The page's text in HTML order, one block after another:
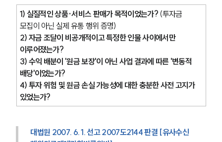
1) 실질적인 상품·서비스 판매가 목적이었는가? (투자금
모집이 아닌 실제 유통 행위 증명)
2) 자금 조달이 비공개적이고 특정한 인물 사이에서만
이루어졌는가?
3) 수익 배분이 '원금 보장'이 아닌 사업 결과에 따른 '변동적
배당'이었는가?
4) 투자 위험 및 원금 손실 가능성에 대한 충분한 사전 고지가
있었는가?
대법원 2007. 6. 1. 선고 2007도2144 판결 [유사수신